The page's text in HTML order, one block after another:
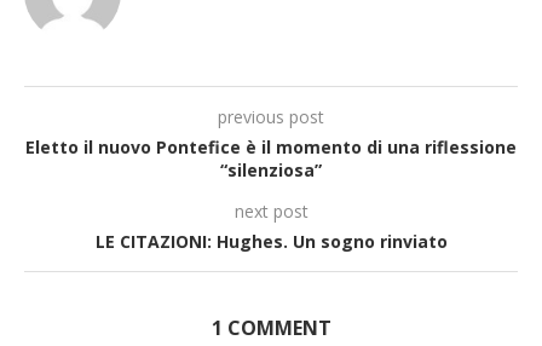
previous post
Eletto il nuovo Pontefice è il momento di una riflessione
“silenziosa”
next post
LE CITAZIONI: Hughes. Un sogno rinviato
1 COMMENT